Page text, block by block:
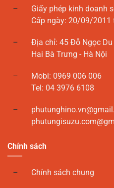
Giấy phép kinh doanh
Cấp ngày: 20/09/2011
Địa chỉ: 45 Đỗ Ngọc
Hai Bà Trưng - Hà Nội
Mobi: 0969 006 006
Tel: 04 3976 6108
Chính sách
Chính sách chung